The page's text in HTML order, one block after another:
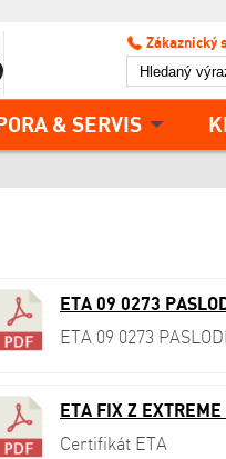
& SERVIS
Zákaznický
ETA 09 0273
ETA 09 0273
ETA FIX Z
Certifikát ETA